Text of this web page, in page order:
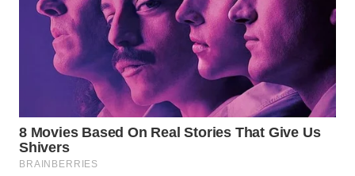
WN
BOROBUDUR
WN
SURABAYA